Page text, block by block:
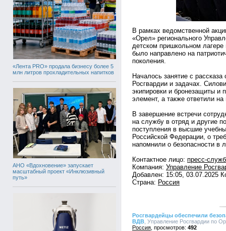
«Лента PRO» продала бизнесу более 5
млн литров прохладительных напитков
АНО «Вдохновение» запускает
масштабный проект «Инклюзивный
путь»
В рамках ведомственной
«Орел» регионального
детском пришкольном
было направлено на
поколения.
Началось занятие с
Росгвардии и задачах.
экипировки и бронезащиты и
элемент, а также ответили
В завершение встречи
на службу в отряд и другие
поступления в высшие
Российской Федерации, о
напомнили о безопасности в
Контактное лицо: пресс-
Компания: Управление
Добавлен: 15:05, 03.07.2025
Страна: Россия
Росгвардейцы обеспечили
ВДВ , Управление Росгвардии по
Россия
492